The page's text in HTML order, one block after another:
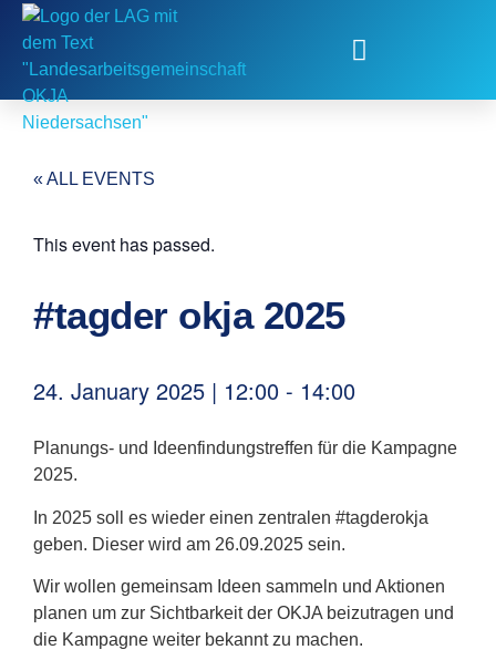
« ALL EVENTS
This event has passed.
#tagder okja 2025
24. January 2025 | 12:00 - 14:00
Planungs- und Ideenfindungstreffen für die Kampagne
2025.
In 2025 soll es wieder einen zentralen #tagderokja
geben. Dieser wird am 26.09.2025 sein.
Wir wollen gemeinsam Ideen sammeln und Aktionen
planen um zur Sichtbarkeit der OKJA beizutragen und
die Kampagne weiter bekannt zu machen.